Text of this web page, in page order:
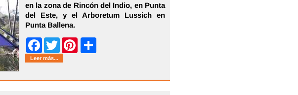
en la zona de Rincón del Indio, en Punta
del Este, y el Arboretum Lussich en
Punta Ballena.
FacebookTwitter Pinterest
Leer más...